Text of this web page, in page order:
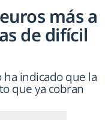
más a
de difícil
ha indicado que la
que ya cobran